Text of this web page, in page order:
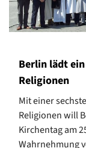
Berlin lädt
Religionen
Mit einer
Religionen will
Kirchentag am
Wahrnehmung